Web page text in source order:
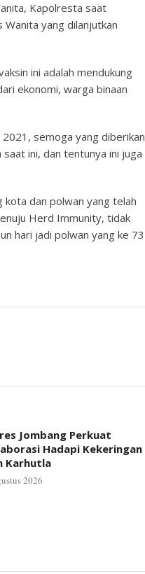
Kapolresta saat
yang dilanjutkan
ini adalah mendukung
ekonomi, warga binaan
semoga yang diberikan
ini, dan tentunya ini juga
kota dan polwan yang telah
Herd Immunity, tidak
hari jadi polwan yang ke 73
Jombang Perkuat
Hadapi Kekeringan
Karhutla
2026